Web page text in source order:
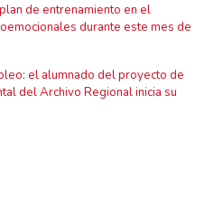
de entrenamiento en el
durante este mes de
el alumnado del proyecto de
del Archivo Regional inicia su